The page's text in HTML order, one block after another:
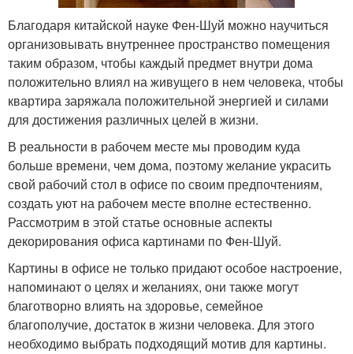
Благодаря китайской науке Фен-Шуй можно научиться
организовывать внутреннее пространство помещения
таким образом, чтобы каждый предмет внутри дома
положительно влиял на живущего в нем человека, чтобы
квартира заряжала положительной энергией и силами
для достижения различных целей в жизни.
В реальности в рабочем месте мы проводим куда
больше времени, чем дома, поэтому желание украсить
свой рабочий стол в офисе по своим предпочтениям,
создать уют на рабочем месте вполне естественно.
Рассмотрим в этой статье основные аспекты
декорирования офиса картинами по Фен-Шуй.
Картины в офисе не только придают особое настроение,
напоминают о целях и желаниях, они также могут
благотворно влиять на здоровье, семейное
благополучие, достаток в жизни человека. Для этого
необходимо выбрать подходящий мотив для картины.